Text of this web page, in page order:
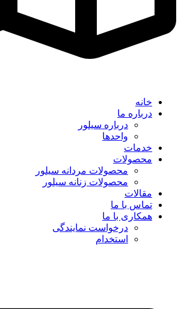
خانه
درباره ما
درباره سیلور
واحدها
خدمات
محصولات
محصولات مردانه سیلور
محصولات زنانه سیلور
مقالات
تماس با ما
همکاری با ما
درخواست نمایندگی
استخدام